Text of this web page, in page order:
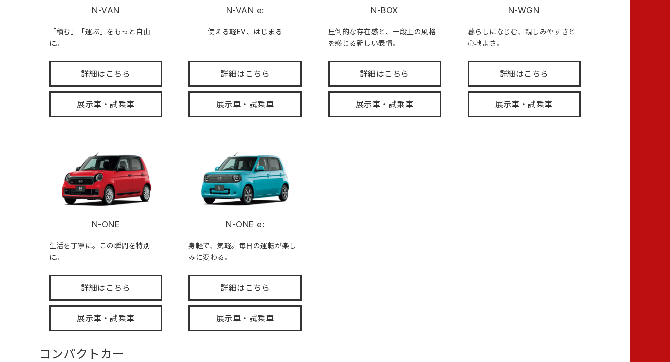
N-VAN
「積む」「運ぶ」をもっと自由
に。
詳細はこちら
展示車・試乗車
N-VAN e:
使える軽EV、はじまる
詳細はこちら
展示車・試乗車
N-BOX
圧倒的な存在感と、一段上の風格
を感じる新しい表情。
詳細はこちら
展示車・試乗車
N-WGN
暮らしになじむ、親しみやすさと
心地よさ。
詳細はこちら
展示車・試乗車
N-ONE
生活を丁寧に。この瞬間を特別
に。
詳細はこちら
展示車・試乗車
N-ONE e:
身軽で、気軽。毎日の運転が楽し
みに変わる。
詳細はこちら
展示車・試乗車
コンパクトカー